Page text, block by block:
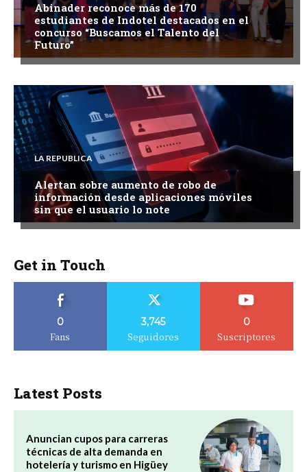
Abinader reconoce más de 170
estudiantes de Indotel destacados en el
concurso “Buscamos el Talento del
Futuro”
LA REPUBLICA
Alertan sobre aumento de robo de
información desde aplicaciones móviles
sin que el usuario lo note
Get in Touch
0
Fans
3,745
Seguidores
0
Suscriptores
Latest Posts
Anuncian cupos para carreras
técnicas de alta demanda en
hotelería y turismo en Higüey